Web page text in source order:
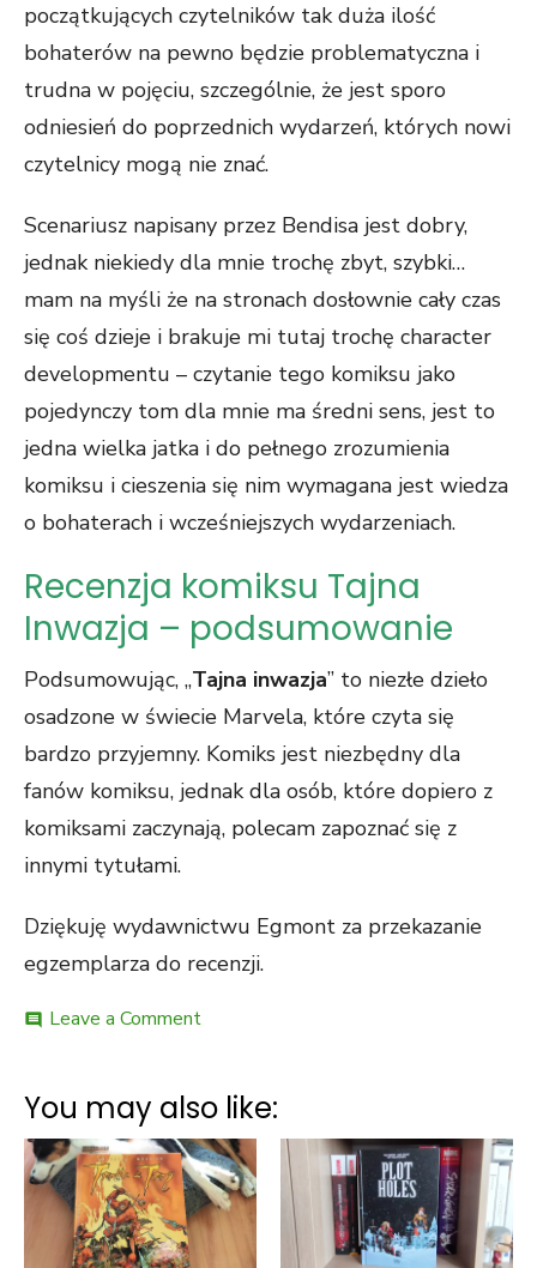
początkujących czytelników tak duża ilość
bohaterów na pewno będzie problematyczna i
trudna w pojęciu, szczególnie, że jest sporo
odniesień do poprzednich wydarzeń, których nowi
czytelnicy mogą nie znać.
Scenariusz napisany przez Bendisa jest dobry,
jednak niekiedy dla mnie trochę zbyt, szybki…
mam na myśli że na stronach dosłownie cały czas
się coś dzieje i brakuje mi tutaj trochę character
developmentu – czytanie tego komiksu jako
pojedynczy tom dla mnie ma średni sens, jest to
jedna wielka jatka i do pełnego zrozumienia
komiksu i cieszenia się nim wymagana jest wiedza
o bohaterach i wcześniejszych wydarzeniach.
Recenzja komiksu Tajna
Inwazja – podsumowanie
Podsumowując, „Tajna inwazja” to niezłe dzieło
osadzone w świecie Marvela, które czyta się
bardzo przyjemny. Komiks jest niezbędny dla
fanów komiksu, jednak dla osób, które dopiero z
komiksami zaczynają, polecam zapoznać się z
innymi tytułami.
Dziękuję wydawnictwu Egmont za przekazanie
egzemplarza do recenzji.
comment Leave a Commenton
recenzja
komiksu
You may also like: